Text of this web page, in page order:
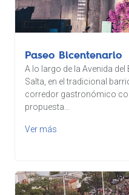
Paseo Bicentenario
A lo largo de la Avenida
Salta, en el tradicional
corredor gastronómico
propuesta...
Ver más